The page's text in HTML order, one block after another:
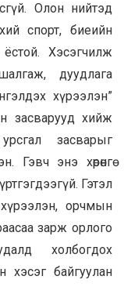
Олон нийтэд
спорт, биеийн
Хэсэгчилж
дуудлага
хүрээлэн”
засварууд хийж
засварыг
Гэвч энэ хөрөнгө
Гэтэл
орчмын
зарж орлого
холбогдох
хэсэг байгуулан